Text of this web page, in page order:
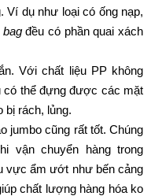
Ví dụ như loại có ống nạp,
bagđều có phần quai xách
Với chất liệu PP không
có thể đựng được các mặt
bị rách, lủng.
jumbo cũng rất tốt. Chúng
vận chuyển hàng trong
vực ẩm ướt như bến cảng
chất lượng hàng hóa ko